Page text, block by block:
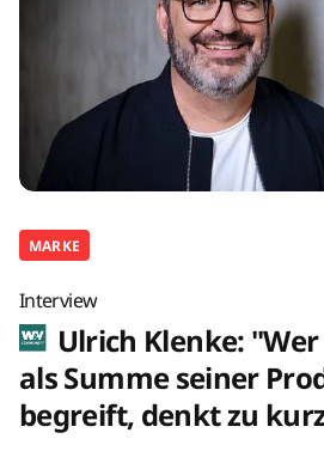
MARKE
Interview
Ulrich Klenke:
als Summe seiner
begreift, denkt zu